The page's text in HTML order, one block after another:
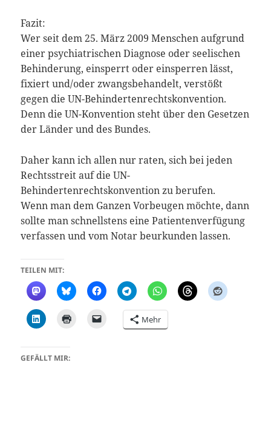
Fazit:
Wer seit dem 25. März 2009 Menschen aufgrund
einer psychiatrischen Diagnose oder seelischen
Behinderung, einsperrt oder einsperren lässt,
fixiert und/oder zwangsbehandelt, verstößt
gegen die UN-Behindertenrechtskonvention.
Denn die UN-Konvention steht über den Gesetzen
der Länder und des Bundes.
Daher kann ich allen nur raten, sich bei jeden
Rechtsstreit auf die UN-
Behindertenrechtskonvention zu berufen.
Wenn man dem Ganzen Vorbeugen möchte, dann
sollte man schnellstens eine Patientenverfügung
verfassen und vom Notar beurkunden lassen.
TEILEN MIT:
Mehr
GEFÄLLT MIR: